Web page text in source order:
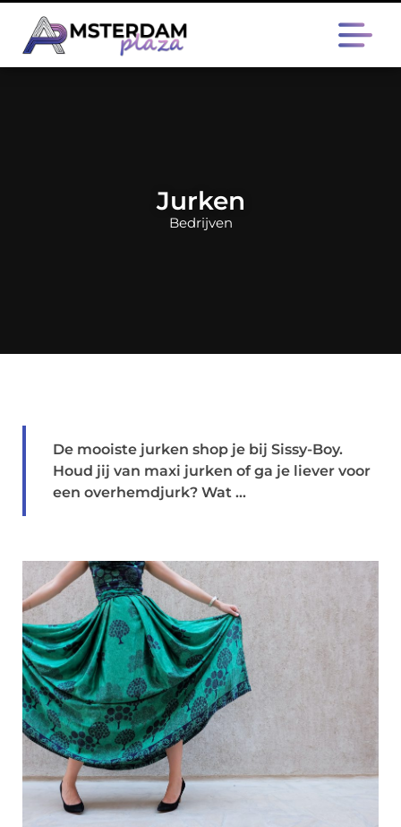
Jurken
Bedrijven
De mooiste jurken shop je bij Sissy-Boy.
Houd jij van maxi jurken of ga je liever voor
een overhemdjurk? Wat ...